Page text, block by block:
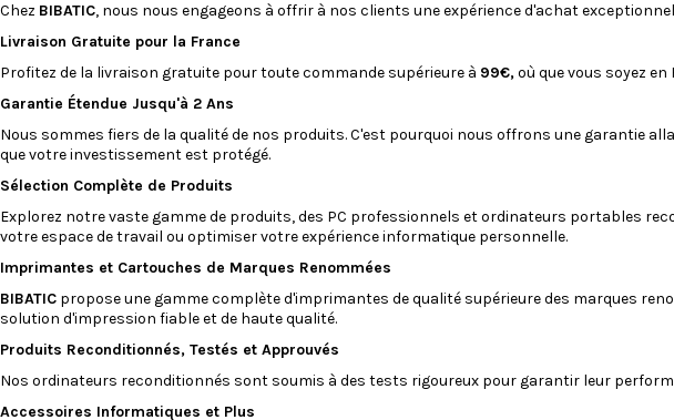
Chez BIBATIC, nous nous engageons à offrir à nos clients une expérience d'achat
Livraison Gratuite pour la France
Profitez de la livraison gratuite pour toute commande supérieure à 99€,où que vous soyez
Garantie Étendue Jusqu'à 2 Ans
Nous sommes fiers de la qualité de nos produits. C'est pourquoi nous offrons une garantie
que votre investissement est protégé.
Sélection Complète de Produits
Explorez notre vaste gamme de produits, des PC professionnels etordinateurs portables
votre espace de travail ou optimiser votre expérience informatique personnelle.
Imprimantes et Cartouches de Marques Renommées
BIBATIC propose une gamme complète d'imprimantes de qualité supérieure des marques
solution d'impression fiable et de haute qualité.
Produits Reconditionnés, Testés et Approuvés
Nos ordinateurs reconditionnés sont soumis à des tests rigoureux pour garantir leur
Accessoires Informatiques et Plus